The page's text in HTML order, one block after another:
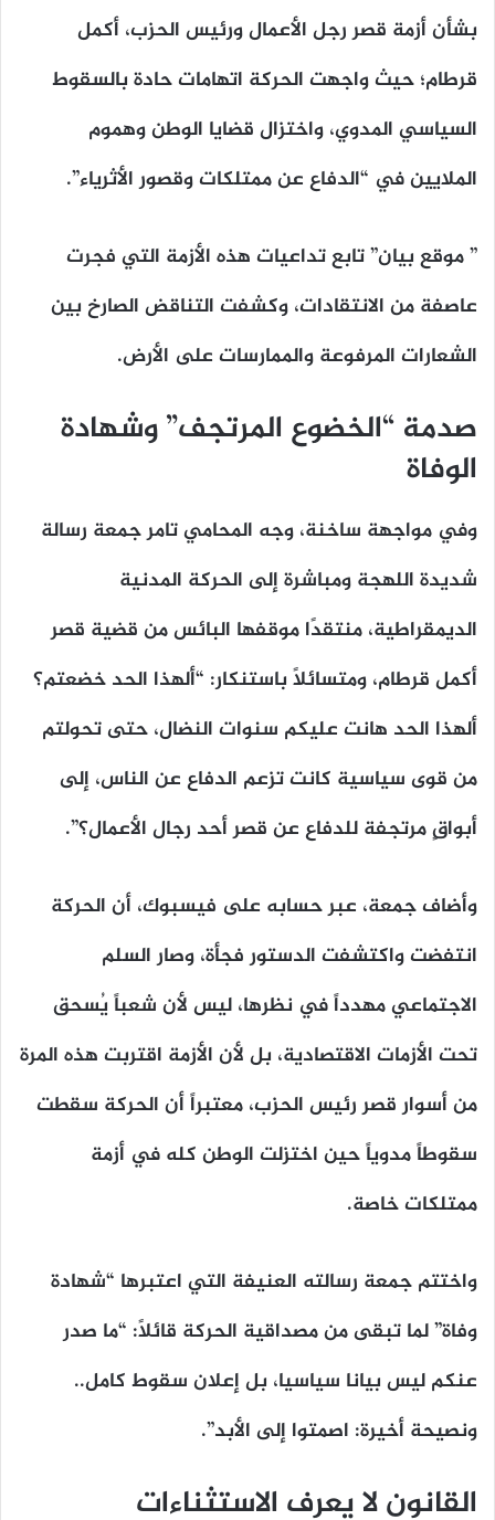
بشأن أزمة قصر رجل الأعمال ورئيس الحزب، أكمل
قرطام؛ حيث واجهت الحركة اتهامات حادة بالسقوط
السياسي المدوي، واختزال قضايا الوطن وهموم
الملايين في “الدفاع عن ممتلكات وقصور الأثرياء”.
” موقع بيان” تابع تداعيات هذه الأزمة التي فجرت
عاصفة من الانتقادات، وكشفت التناقض الصارخ بين
الشعارات المرفوعة والممارسات على الأرض.
صدمة “الخضوع المرتجف” وشهادة
الوفاة
وفي مواجهة ساخنة، وجه المحامي تامر جمعة رسالة
شديدة اللهجة ومباشرة إلى الحركة المدنية
الديمقراطية، منتقدًا موقفها البائس من قضية قصر
أكمل قرطام، ومتسائلاً باستنكار: “ألهذا الحد خضعتم؟
ألهذا الحد هانت عليكم سنوات النضال، حتى تحولتم
من قوى سياسية كانت تزعم الدفاع عن الناس، إلى
أبواقٍ مرتجفة للدفاع عن قصر أحد رجال الأعمال؟”.
وأضاف جمعة، عبر حسابه على فيسبوك، أن الحركة
انتفضت واكتشفت الدستور فجأة، وصار السلم
الاجتماعي مهدداً في نظرها، ليس لأن شعباً يُسحق
تحت الأزمات الاقتصادية، بل لأن الأزمة اقتربت هذه المرة
من أسوار قصر رئيس الحزب، معتبراً أن الحركة سقطت
سقوطاً مدوياً حين اختزلت الوطن كله في أزمة
ممتلكات خاصة.
واختتم جمعة رسالته العنيفة التي اعتبرها “شهادة
وفاة” لما تبقى من مصداقية الحركة قائلاً: “ما صدر
عنكم ليس بيانا سياسيا، بل إعلان سقوط كامل..
ونصيحة أخيرة: اصمتوا إلى الأبد”.
القانون لا يعرف الاستثناءات